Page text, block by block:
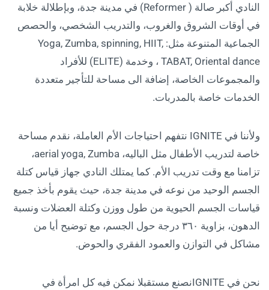
النادي أكبر صالة ( Reformer) في مدينة جدة، وبإطلالة خلابة
في أوقات الشروق والغروب، والتدريب الشخصي، والحصص
الجماعية المتنوعة مثل: Yoga, Zumba, spinning, HIIT,
TABAT, Oriental dance ، وخدمة (ELITE) للأفراد
والمجموعات الخاصة، إضافة الى مساحة للتأجير متعددة
الخدمات خاصة بالمدربات.
ولأننا في IGNITE نتفهم احتياجات الأم العاملة، نقدم مساحة
خاصة لتدريب الأطفال مثل الباليه، aerial yoga, Zumba،
تزامنا مع وقت تدريب الأم. كما يمتلك النادي جهاز قياس كتلة
الجسم الوحيد من نوعه في مدينة جدة، حيث يقوم بأخذ جميع
قياسات الجسم الحيوية من طول ووزن وكتلة العضلات ونسبة
الدهون، بزاوية ٣٦٠ درجة حول الجسم، مع توضيح أيا من
مشاكل في التوازن والعمود الفقري والحوض.
نحن في IGNITEنصنع مستقبلا نمكن فيه كل امرأة في